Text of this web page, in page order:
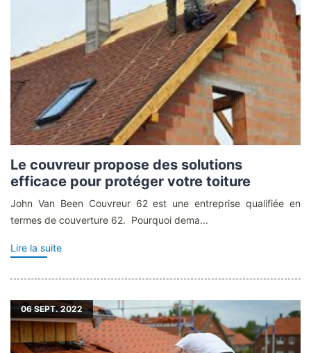
Le couvreur propose des solutions
efficace pour protéger votre toiture
John Van Been Couvreur 62 est une entreprise qualifiée en
termes de couverture 62. Pourquoi dema...
Lire la suite
06SEPT. 2022